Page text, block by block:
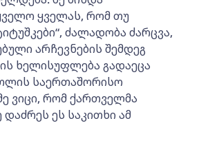
ყველას, რომ თუ
ძალადობა ძარცვა,
არჩევნების შემდეგ
ხელისუფლება გადაეცა
საერთაშორისო
ვიცი, რომ ქართველმა
დაძრეს ეს საკითხი ამ